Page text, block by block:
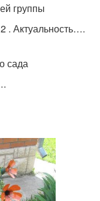
группы
. Актуальность….
сада